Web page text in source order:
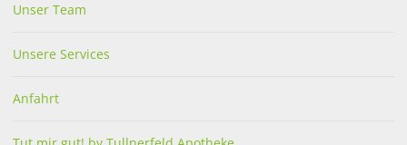
Unser Team
Unsere Services
Anfahrt